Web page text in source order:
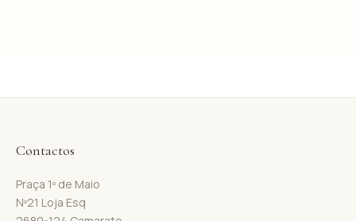
Contactos
Praça 1º de Maio
Nº21 Loja Esq